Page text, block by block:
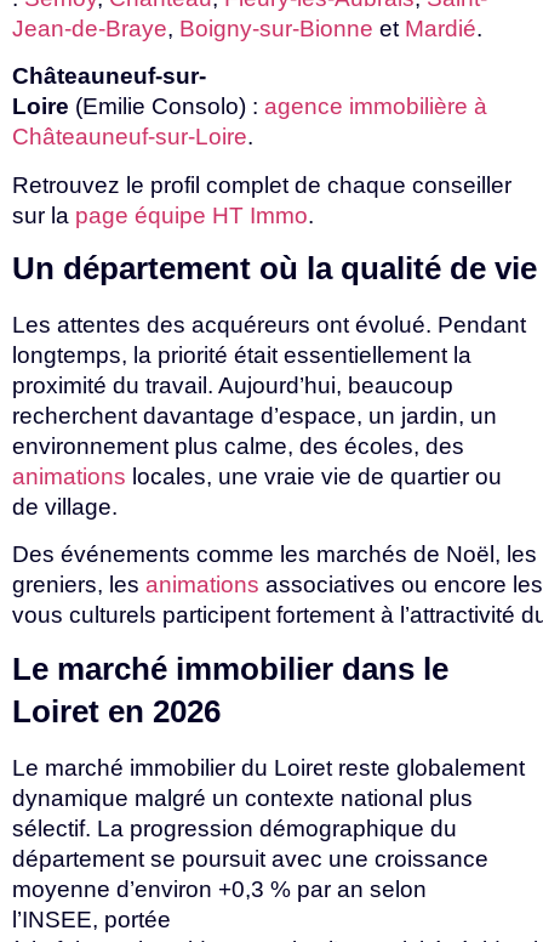
Jean-de-Braye, Boigny-sur-Bionne et Mardié.
Châteauneuf-sur-
Loire (Emilie Consolo) : agence immobilière à
Châteauneuf-sur-Loire.
Retrouvez le profil complet de chaque conseiller
sur la page équipe HT Immo.
Un département où la qualité de
Les attentes des acquéreurs ont évolué. Pendant
longtemps, la priorité était essentiellement la
proximité du travail. Aujourd’hui, beaucoup
recherchent davantage d’espace, un jardin, un
environnement plus calme, des écoles, des
animations locales, une vraie vie de quartier ou
de village.
Des événements comme les marchés de Noël, les
greniers, les animations associatives ou encore
vous culturels participentfortementà l’attractivité
Le marché immobilier dans le
Loiret en 2026
Le marché immobilier du Loiret reste globalement
dynamique malgré un contexte national plus
sélectif. La progression démographique du
département se poursuit avec une croissance
moyenne d’environ +0,3 % par an selon
l’INSEE, portée